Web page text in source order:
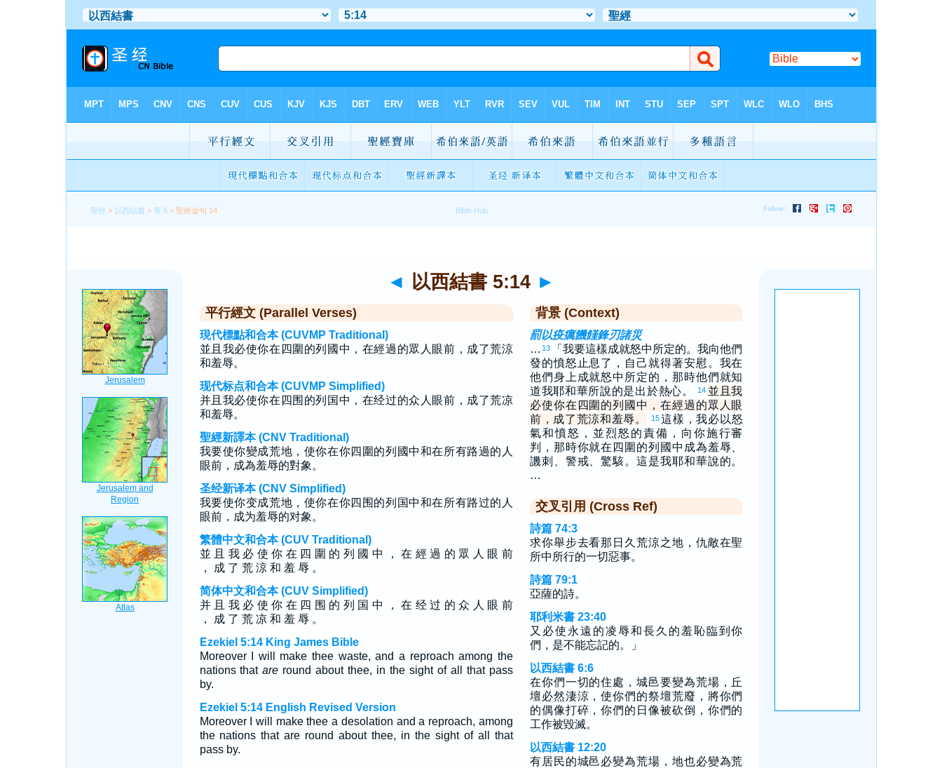
聖經 > 以西結書 > 章 5 > 聖經金句 14
◄ 以西結書 5:14 ►
平行經文 (Parallel Verses)
現代標點和合本 (CUVMP Traditional)
並且我必使你在四圍的列國中，在經過的眾人眼前，成了荒涼
和羞辱。
现代标点和合本 (CUVMP Simplified)
并且我必使你在四围的列国中，在经过的众人眼前，成了荒凉
和羞辱。
聖經新譯本 (CNV Traditional)
我要使你變成荒地，使你在你四圍的列國中和在所有路過的人
眼前，成為羞辱的對象。
圣经新译本 (CNV Simplified)
我要使你变成荒地，使你在你四围的列国中和在所有路过的人
眼前，成为羞辱的对象。
繁體中文和合本 (CUV Traditional)
並 且 我 必 使 你 在 四 圍 的 列 國 中 ， 在 經 過 的 眾 人 眼 前
， 成 了 荒 涼 和 羞 辱 。
简体中文和合本 (CUV Simplified)
并 且 我 必 使 你 在 四 围 的 列 国 中 ， 在 经 过 的 众 人 眼 前
， 成 了 荒 凉 和 羞 辱 。
Ezekiel 5:14 King James Bible
Moreover I will make thee waste, and a reproach among the
nations thatare round about thee, in the sight of all that pass
by.
Ezekiel 5:14 English Revised Version
Moreover I will make thee a desolation and a reproach, among
the nations that are round about thee, in the sight of all that
pass by.
背景 (Context)
罰以疫癘饑饉鋒刃諸災
… 13
「我要這樣成就怒中所定的。我向他們
發的憤怒止息了，自己就得著安慰。我在
他們身上成就怒中所定的，那時他們就知
道我耶和華所說的是出於熱心。
14 並且我
必使你在四圍的列國中，在經過的眾人眼
前，成了荒涼和羞辱。
15這樣，我必以怒
氣和憤怒，並烈怒的責備，向你施行審
判，那時你就在四圍的列國中成為羞辱、
譏刺、警戒、驚駭。這是我耶和華說的。
…
交叉引用 (Cross Ref)
詩篇 74:3
求你舉步去看那日久荒涼之地，仇敵在聖
所中所行的一切惡事。
詩篇 79:1
亞薩的詩。
耶利米書 23:40
又必使永遠的凌辱和長久的羞恥臨到你
們，是不能忘記的。」
以西結書 6:6
在你們一切的住處，城邑要變為荒場，丘
壇必然淒涼，使你們的祭壇荒廢，將你們
的偶像打碎，你們的日像被砍倒，你們的
工作被毀滅。
以西結書 12:20
有居民的城邑必變為荒場，地也必變為荒